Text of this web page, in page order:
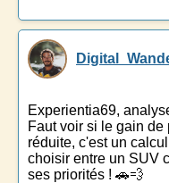
Experientia69,
Faut voir si le gain
réduite, c'est un
choisir entre un SUV
ses priorités ! 🚗💨